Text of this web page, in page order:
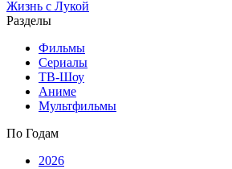
Жизнь с Лукой
Разделы
Фильмы
Сериалы
ТВ-Шоу
Аниме
Мультфильмы
По Годам
2026